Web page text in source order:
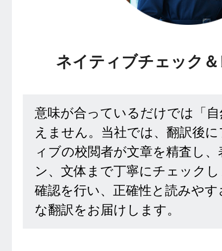
ネイティブチェック
意味が合っているだけでは「
えません。当社では、翻訳後
ィブの校閲者が文章を精査し
ン、文体まで丁寧にチェック
確認を行い、正確性と読みや
な翻訳をお届けします。